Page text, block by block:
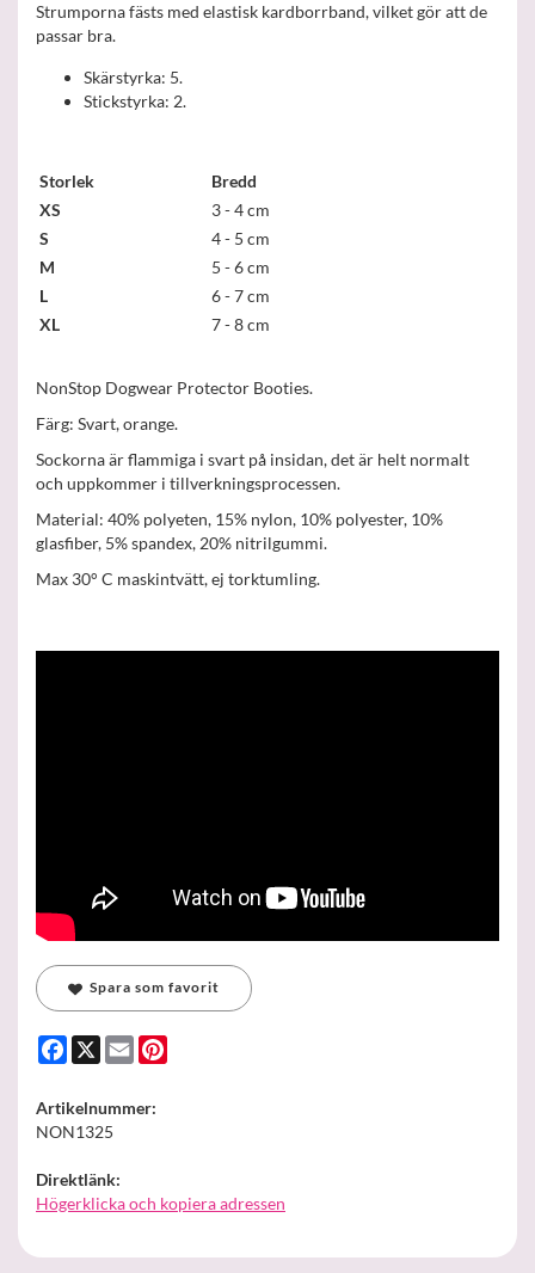
Strumporna fästs med elastisk kardborrband, vilket gör att de
passar bra.
Skärstyrka: 5.
Stickstyrka: 2.
Storlek
Bredd
XS
3 - 4 cm
S
4 - 5 cm
M
5 - 6 cm
L
6 - 7 cm
XL
7 - 8 cm
NonStop Dogwear Protector Booties.
Färg: Svart, orange.
Sockorna är flammiga i svart på insidan, det är helt normalt
och uppkommer i tillverkningsprocessen.
Material: 40% polyeten, 15% nylon, 10% polyester, 10%
glasfiber, 5% spandex, 20% nitrilgummi.
Max 30° C maskintvätt, ej torktumling.
Spara som favorit
Facebook
X Email
Artikelnummer:
NON1325
Direktlänk:
Högerklicka och kopiera adressen